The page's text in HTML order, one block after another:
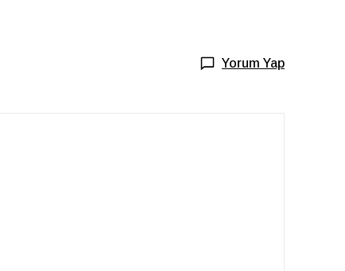
Yorum Yap